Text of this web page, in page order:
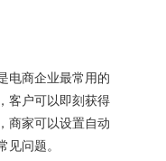
商企业最常用的
客户可以即刻获得
商家可以设置自动
问题。